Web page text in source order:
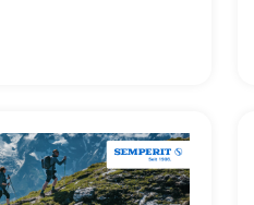
Zusatzkosten ✔